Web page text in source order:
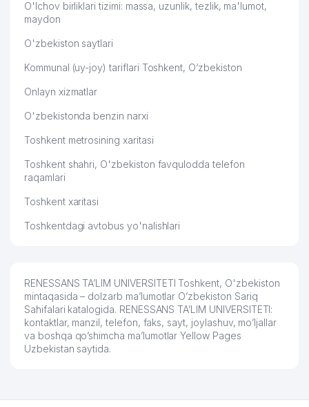
O'lchov birliklari tizimi: massa, uzunlik, tezlik, ma'lumot,
maydon
O'zbekiston saytlari
Kommunal (uy-joy) tariflari Toshkent, O‘zbekiston
Onlayn xizmatlar
O'zbekistonda benzin narxi
Toshkent metrosining xaritasi
Toshkent shahri, O'zbekiston favqulodda telefon
raqamlari
Toshkent xaritasi
Toshkentdagi avtobus yo'nalishlari
RENESSANS TA’LIM UNIVERSITETI Toshkent, O'zbekiston
mintaqasida – dolzarb ma’lumotlar O’zbekiston Sariq
Sahifalari katalogida. RENESSANS TA’LIM UNIVERSITETI:
kontaktlar, manzil, telefon, faks, sayt, joylashuv, mo’ljallar
va boshqa qo’shimcha ma’lumotlar Yellow Pages
Uzbekistan saytida.